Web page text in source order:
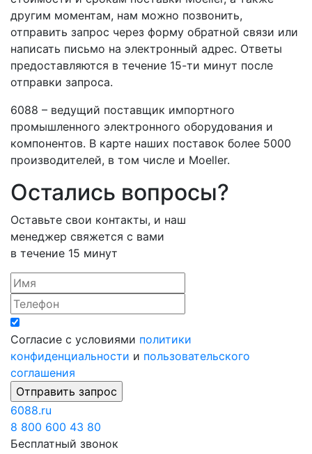
другим моментам, нам можно позвонить,
отправить запрос через форму обратной связи или
написать письмо на электронный адрес. Ответы
предоставляются в течение 15-ти минут после
отправки запроса.
6088 – ведущий поставщик импортного
промышленного электронного оборудования и
компонентов. В карте наших поставок более 5000
производителей, в том числе и Moeller.
Остались вопросы?
Оставьте свои контакты, и наш
менеджер свяжется с вами
в течение 15 минут
Согласие с условиями политики
конфиденциальности и пользовательского
соглашения
6088.ru
8 800 600 43 80
Бесплатный звонок